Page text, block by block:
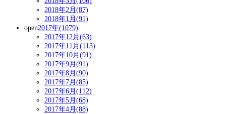
2018年2月(87)
2018年1月(91)
open2017年(1079)
2017年12月(63)
2017年11月(113)
2017年10月(91)
2017年9月(91)
2017年8月(90)
2017年7月(85)
2017年6月(112)
2017年5月(68)
2017年4月(88)